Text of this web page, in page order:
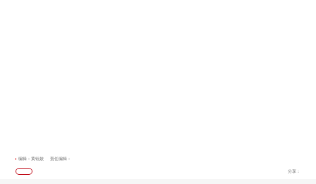
编辑：黄钰姣 责任编辑：
分享：